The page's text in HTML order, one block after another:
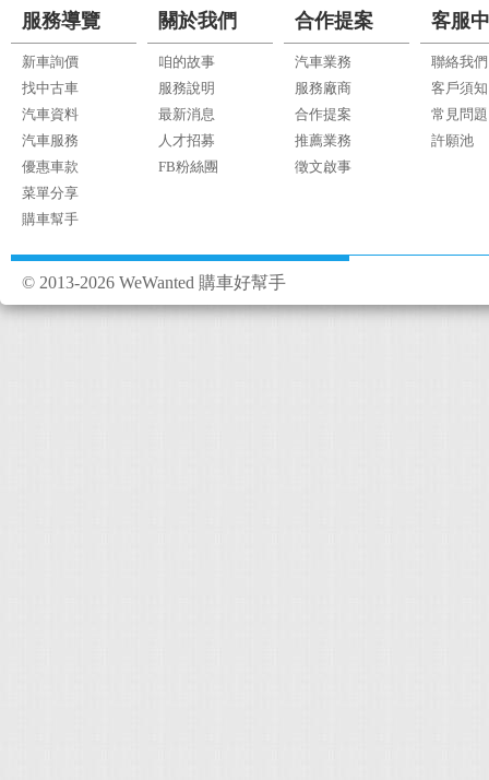
服務導覽
新車詢價
找中古車
汽車資料
汽車服務
優惠車款
菜單分享
購車幫手
關於我們
咱的故事
服務說明
最新消息
人才招募
FB粉絲團
合作提案
汽車業務
服務廠商
合作提案
推薦業務
徵文啟事
客服
聯絡我們
客戶須知
常見問題
許願池
© 2013-2026 WeWanted 購車好幫手